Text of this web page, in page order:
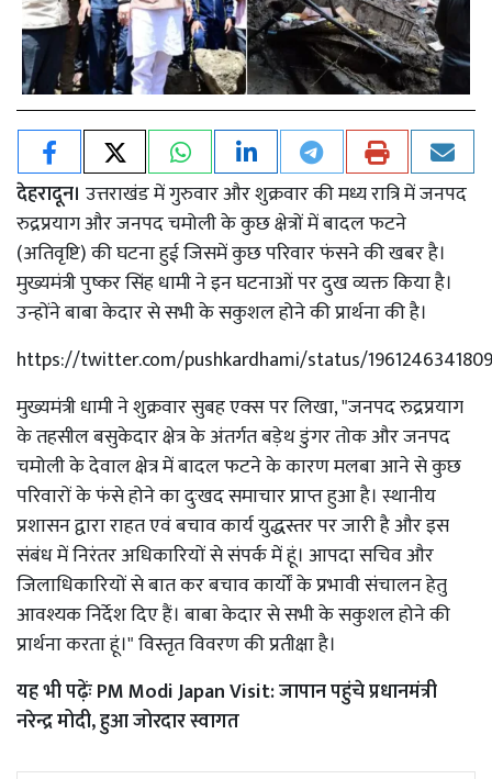
देहरादून। उत्तराखंड में गुरुवार और शुक्रवार की मध्य रात्रि में जनपद
रुद्रप्रयाग और जनपद चमोली के कुछ क्षेत्रों में बादल फटने
(अतिवृष्टि) की घटना हुई जिसमें कुछ परिवार फंसने की खबर है।
मुख्यमंत्री पुष्कर सिंह धामी ने इन घटनाओं पर दुख व्यक्त किया है।
उन्होंने बाबा केदार से सभी के सकुशल होने की प्रार्थना की है।
https://twitter.com/pushkardhami/status/
मुख्यमंत्री धामी ने शुक्रवार सुबह एक्स पर लिखा, "जनपद रुद्रप्रयाग
के तहसील बसुकेदार क्षेत्र के अंतर्गत बड़ेथ डुंगर तोक और जनपद
चमोली के देवाल क्षेत्र में बादल फटने के कारण मलबा आने से कुछ
परिवारों के फंसे होने का दुःखद समाचार प्राप्त हुआ है। स्थानीय
प्रशासन द्वारा राहत एवं बचाव कार्य युद्धस्तर पर जारी है और इस
संबंध में निरंतर अधिकारियों से संपर्क में हूं। आपदा सचिव और
जिलाधिकारियों से बात कर बचाव कार्यों के प्रभावी संचालन हेतु
आवश्यक निर्देश दिए हैं। बाबा केदार से सभी के सकुशल होने की
प्रार्थना करता हूं।" विस्तृत विवरण की प्रतीक्षा है।
यह भी पढ़ेंःPM Modi Japan Visit: जापान पहुंचे प्रधानमंत्री
नरेन्द्र मोदी, हुआ जोरदार स्वागत